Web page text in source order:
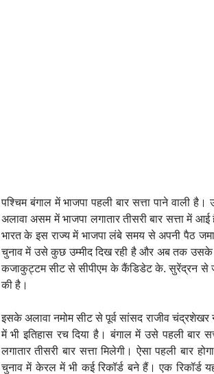
पश्चिम बंगाल में भाजपा पहली बार सत्ता पाने
अलावा असम में भाजपा लगातार तीसरी बार सत्ता में
भारत के इस राज्य में भाजपा लंबे समय से अपनी पैठ
चुनाव में उसे कुछ उम्मीद दिख रही है और अब तक
कजाकुट्टम सीट से सीपीएम के कैंडिडेट के. सुरेंद्रन से
की है।
इसके अलावा नमोम सीट से पूर्व सांसद राजीव
में भी इतिहास रच दिया है। बंगाल में उसे पहली बार
लगातार तीसरी बार सत्ता मिलेगी। ऐसा पहली बार
चुनाव में केरल में भी कई रिकॉर्ड बने हैं। एक रिकॉर्ड